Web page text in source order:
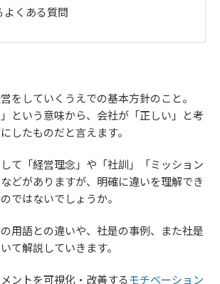
よくある質問
をしていくうえでの基本方針のこと。
」という意味から、会社が「正しい」と考
したものだと言えます。
て「経営理念」や「社訓」「ミッション
どがありますが、明確に違いを理解でき
ではないでしょうか。
用語との違いや、社是の事例、また社是
て解説していきます。
ントを可視化・改善するモチベーション